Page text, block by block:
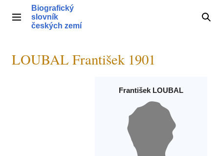
obsahHlavní menu
Biografický
slovník
českých zemí
LOUBAL František 1901
František LOUBAL